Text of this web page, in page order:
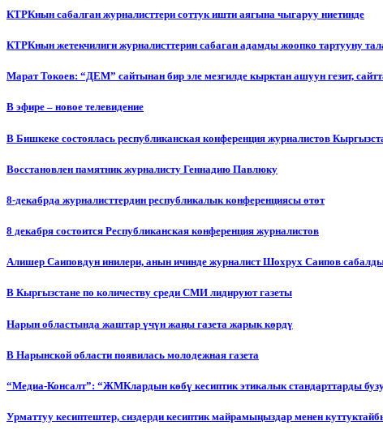
КТРКнын сабалган журналисттери соттук ишти аягына чыгаруу ниетинде
КТРКнын жетекчилиги журналисттерин сабаган адамды жоопко тартууну
Марат Токоев: “ДЕМ” сайтынан бир эле мезгилде кырктан ашуун гезит,
В эфире – новое телевидение
В Бишкеке состоялась республиканская конференция журналистов
Восстановлен памятник журналисту Геннадию Павлюку
8-декабрда журналисттердин республикалык конференциясы өтөт
8 декабря состоится Республиканская конференция журналистов
Алишер Саиповдун инилери, анын ичинде журналист Шохрух Саипов
В Кыргызстане по количеству среди СМИ лидируют газеты
Нарын областында жаштар үчүн жаңы газета жарык көрдү
В Нарынской области появилась молодежная газета
“Медиа-Консалт”: “ЖМКлардын көбү кесиптик этикалык стандарттарды
Урматтуу кесиптештер, сиздерди кесиптик майрамыңыздар менен